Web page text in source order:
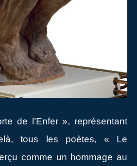
de l’Enfer », représentant
tous les poètes, « Le
comme un hommage au